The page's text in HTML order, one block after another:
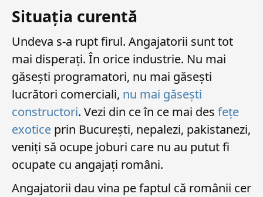
Situația curentă
Undeva s-a rupt firul. Angajatorii sunt tot
mai disperați. În orice industrie. Nu mai
găsești programatori, nu mai găsești
lucrători comerciali, nu mai găsești
constructori. Vezi din ce în ce mai des fețe
exotice prin București, nepalezi, pakistanezi,
veniți să ocupe joburi care nu au putut fi
ocupate cu angajați români.
Angajatorii dau vina pe faptul că românii cer